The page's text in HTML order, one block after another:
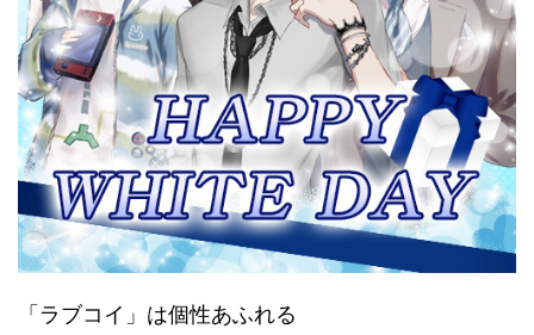
「ラブコイ」は個性あふれる